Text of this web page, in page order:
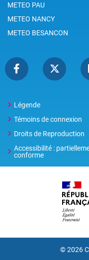
METEO PAU
METEO NANCY
METEO BESANCON
Légende
Témoins de connexion
Droits de Reproduction
Accessibilité :
conforme
© 2026